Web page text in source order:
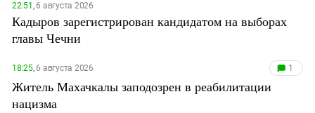
22:51,6 августа 2026
Кадыров зарегистрирован кандидатом на выборах
главы Чечни
18:25,6 августа 2026 1
Житель Махачкалы заподозрен в реабилитации
нацизма